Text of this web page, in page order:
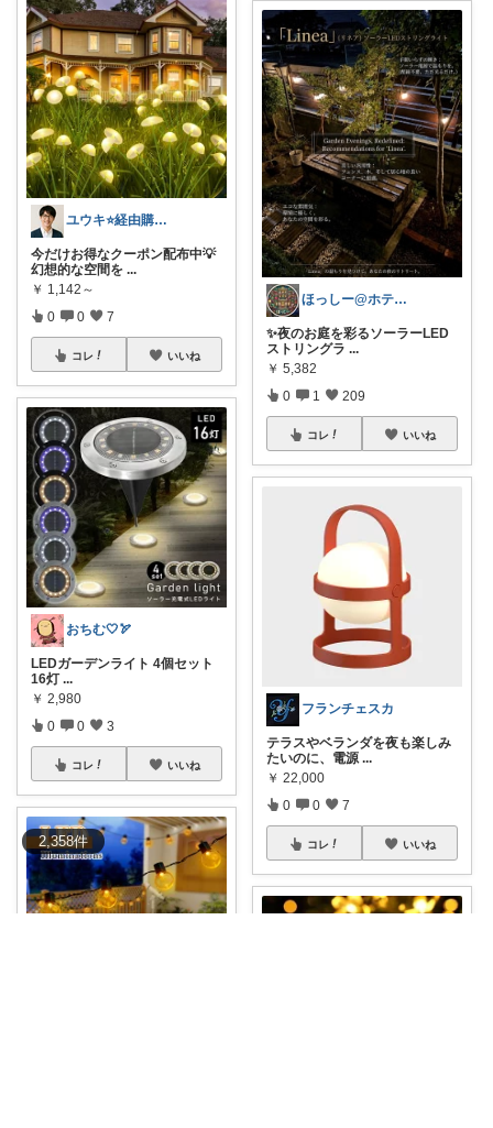
2,358件
ユウキ⭐️経由購入感謝です！
今だけお得なクーポン配布中💡
幻想的な空間を ...
￥ 1,142～
0 0 7
コレ いいね
おちむ🤍🏹
LEDガーデンライト 4個セット
16灯...
￥ 2,980
0 0 3
コレ いいね
ほっしー@ホテルのような家を目指して
✨夜のお庭を彩るソーラーLED
ストリングラ ...
￥ 5,382
0 1 209
コレ いいね
フランチェスカ
テラスやベランダを夜も楽しみ
たいのに、電源 ...
￥ 22,000
0 0 7
コレ いいね